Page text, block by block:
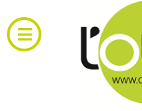
au
contenu
Toggle
Navigation